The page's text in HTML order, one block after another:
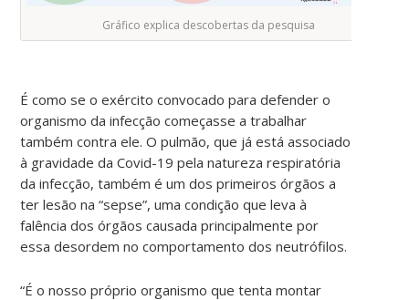
Gráfico explica descobertas da pesquisa
É como se o exército convocado para defender o
organismo da infecção começasse a trabalhar
também contra ele. O pulmão, que já está associado
à gravidade da Covid-19 pela natureza respiratória
da infecção, também é um dos primeiros órgãos a
ter lesão na “sepse”, uma condição que leva à
falência dos órgãos causada principalmente por
essa desordem no comportamento dos neutrófilos.
“É o nosso próprio organismo que tenta montar